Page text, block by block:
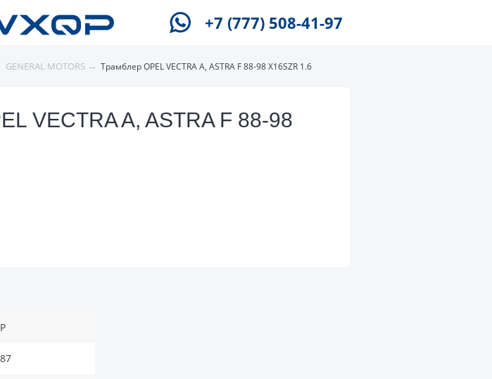
+7 (777) 508-41-97
GENERAL MOTORS → Трамблер OPEL VECTRA A, ASTRA F 88-98 X16SZR 1.6
VECTRA A, ASTRA F 88-98